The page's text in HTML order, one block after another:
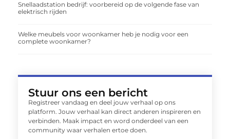
Snellaadstation bedrijf: voorbereid op de volgende fase van
elektrisch rijden
Welke meubels voor woonkamer heb je nodig voor een
complete woonkamer?
Stuur ons een bericht
Registreer vandaag en deel jouw verhaal op ons
platform. Jouw verhaal kan direct anderen inspireren en
verbinden. Maak impact en word onderdeel van een
community waar verhalen ertoe doen.